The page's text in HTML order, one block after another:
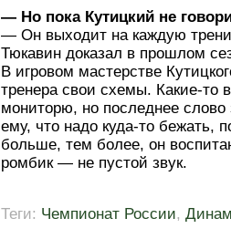
— Но пока Кутицкий не
— Он выходит на каждую
Тюкавин доказал в прошлом
В игровом мастерстве
тренера свои схемы. Какие-то
мониторю, но последнее слово
ему, что надо куда-то бежать,
больше, тем более, он
ромбик — не пустой звук.
Теги: Чемпионат России,